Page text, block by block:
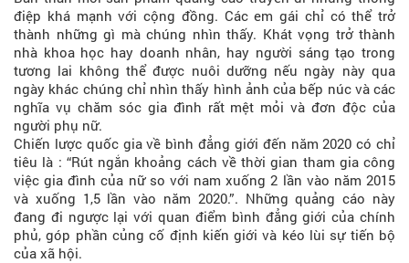
điệp khá mạnh với cộng đồng. Các em gái chỉ có thể trở
thành những gì mà chúng nhìn thấy. Khát vọng trở thành
nhà khoa học hay doanh nhân, hay người sáng tạo trong
tương lai không thể được nuôi dưỡng nếu ngày này qua
ngày khác chúng chỉ nhìn thấy hình ảnh của bếp núc và các
nghĩa vụ chăm sóc gia đình rất mệt mỏi và đơn độc của
người phụ nữ.
Chiến lược quốc gia về bình đẳng giới đến năm 2020 có chỉ
tiêu là : “Rút ngắn khoảng cách về thời gian tham gia công
việc gia đình của nữ so với nam xuống 2 lần vào năm 2015
và xuống 1,5 lần vào năm 2020.”. Những quảng cáo này
đang đi ngược lại với quan điểm bình đẳng giới của chính
phủ, góp phần củng cố định kiến giới và kéo lùi sự tiến bộ
của xã hội.